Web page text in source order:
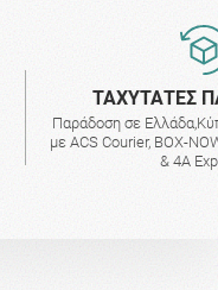
ΤΑΧΥΤΑΤΕΣ
Παράδοση σε
με ACS Courier, BOX-
& 4A